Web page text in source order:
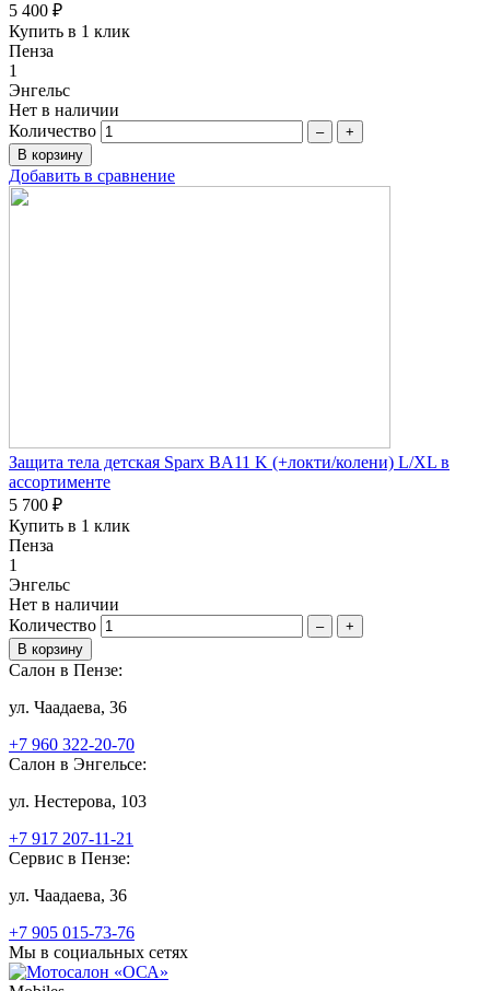
5 400 ₽
Купить в 1 клик
Пенза
1
Энгельс
Нет в наличии
Количество
– +
Добавить в сравнение
Защита тела детская Sparx BA11 K (+локти/колени) L/XL в
ассортименте
5 700 ₽
Купить в 1 клик
Пенза
1
Энгельс
Нет в наличии
Количество
– +
Салон в Пензе:
ул. Чаадаева, 36
+7 960 322-20-70
Салон в Энгельсе:
ул. Нестерова, 103
+7 917 207-11-21
Сервис в Пензе:
ул. Чаадаева, 36
+7 905 015-73-76
Мы в социальных сетях